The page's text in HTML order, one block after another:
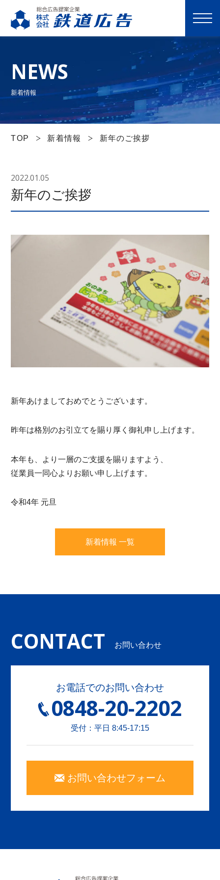
M
E
受付：平日 8:45-17:15
選ばれる理由
サービス一覧
会社案内
新着情報
プライバシポリシー
サイトマップ
NEWS
新着情報
TOP 新着情報 新年のご挨拶
2022.01.05
新年のご挨拶
新年あけましておめでとうございます。
昨年は格別のお引立てを賜り厚く御礼申し上げます。
本年も、より一層のご支援を賜りますよう、
従業員一同心よりお願い申し上げます。
令和4年 元旦
新着情報 一覧
CONTACT お問い合わせ
お電話でのお問い合わせ
0848-20-2202
受付：平日 8:45-17:15
お問い合わせフォーム